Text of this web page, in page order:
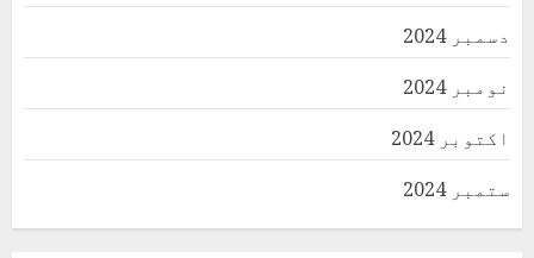
دسمبر 2024
نومبر 2024
اکتوبر 2024
ستمبر 2024